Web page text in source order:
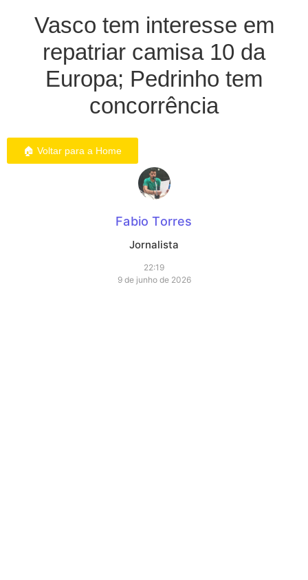
Vasco tem interesse em
repatriar camisa 10 da
Europa; Pedrinho tem
concorrência
🏠 Voltar para a Home
Fabio Torres
Jornalista
22:19
9 de junho de 2026